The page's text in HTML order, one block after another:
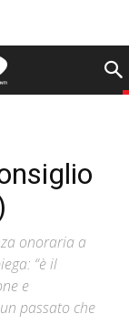
onoraria a
“è il
e
passato che